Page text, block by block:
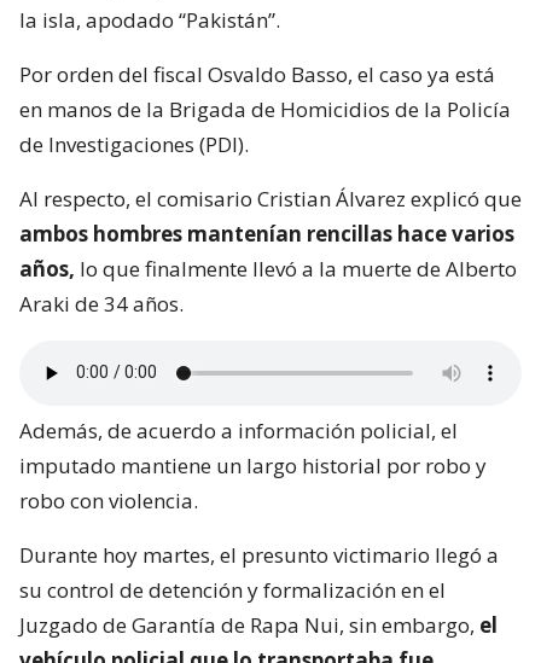
la isla, apodado “Pakistán”.
Por orden del fiscal Osvaldo Basso, el caso ya está
en manos de la Brigada de Homicidios de la Policía
de Investigaciones (PDI).
Al respecto, el comisario Cristian Álvarez explicó que
ambos hombres mantenían rencillas hace varios
años, lo que finalmente llevó a la muerte de Alberto
Araki de 34 años.
Además, de acuerdo a información policial, el
imputado mantiene un largo historial por robo y
robo con violencia.
Durante hoy martes, el presunto victimario llegó a
su control de detención y formalización en el
Juzgado de Garantía de Rapa Nui, sin embargo, el